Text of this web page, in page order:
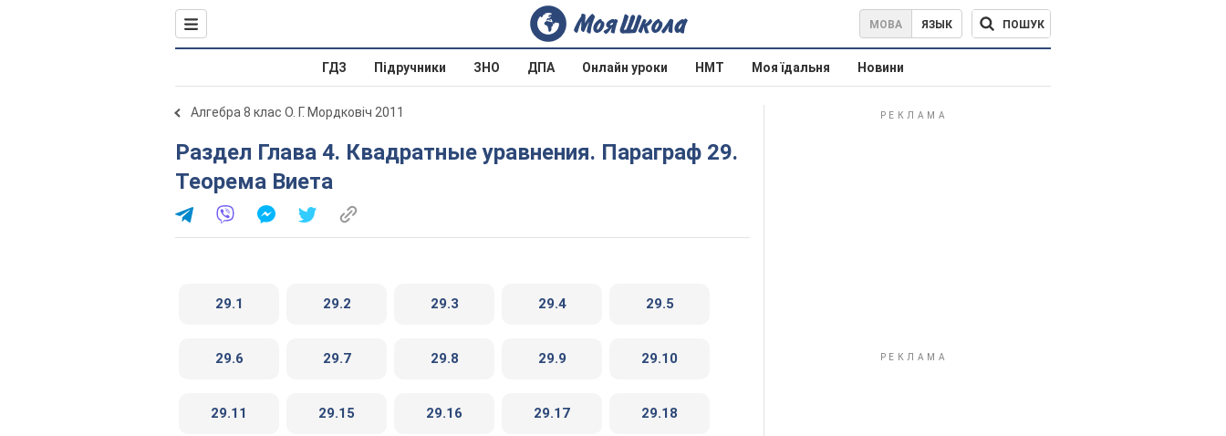
МОВА ЯЗЫК ПОШУК
ГДЗ Підручники ЗНО ДПА Онлайн уроки НМТ Моя їдальня Новини
Алгебра 8 клас О. Г. Мордковіч 2011
Раздел Глава 4. Квадратные уравнения. Параграф 29.
Теорема Виета
29.1 29.2 29.3 29.4 29.5
29.6 29.7 29.8 29.9 29.10
29.11 29.15 29.16 29.17 29.18